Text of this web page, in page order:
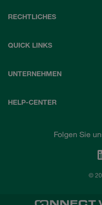
RECHTLICHES
QUICK LINKS
UNTERNEHMEN
HELP-CENTER
Folgen Sie
©